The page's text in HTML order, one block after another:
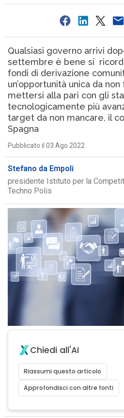
Qualsiasi governo arrivi
settembre è bene si
fondi di derivazione
un’opportunità unica da
mettersi alla pari con gli
tecnologicamente più
target da non mancare, il
Spagna
Pubblicato il 03 Ago 2022
Stefano da Empoli
presidente Istituto per la
Techno Polis
Chiedi all'AI
Riassumi questo articolo
Approfondisci con altre fonti